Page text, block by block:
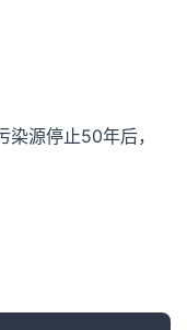
源停止50年后，